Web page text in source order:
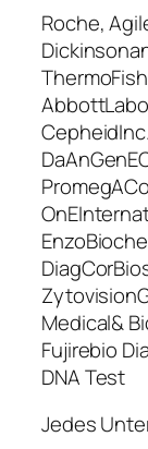
Roche,
Medical&
Fujirebio
DNA Test
Jedes